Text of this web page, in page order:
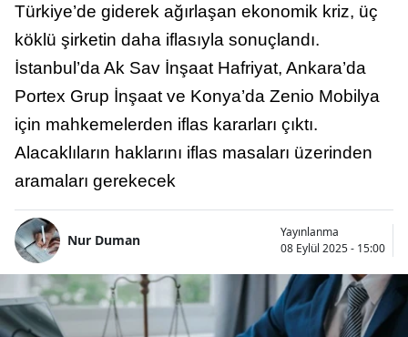
Türkiye’de giderek ağırlaşan ekonomik kriz, üç
köklü şirketin daha iflasıyla sonuçlandı.
İstanbul’da Ak Sav İnşaat Hafriyat, Ankara’da
Portex Grup İnşaat ve Konya’da Zenio Mobilya
için mahkemelerden iflas kararları çıktı.
Alacaklıların haklarını iflas masaları üzerinden
aramaları gerekecek
Nur Duman
Yayınlanma
08 Eylül 2025 - 15:00